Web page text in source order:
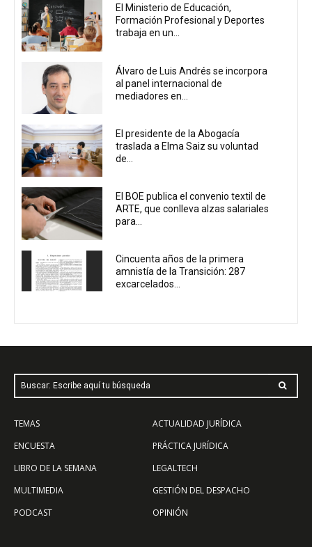
El Ministerio de Educación,
Formación Profesional y Deportes
trabaja en un...
Álvaro de Luis Andrés se incorpora
al panel internacional de
mediadores en...
El presidente de la Abogacía
traslada a Elma Saiz su voluntad
de...
El BOE publica el convenio textil de
ARTE, que conlleva alzas salariales
para...
Cincuenta años de la primera
amnistía de la Transición: 287
excarcelados...
Buscar: Escribe aquí tu búsqueda
TEMAS
ENCUESTA
LIBRO DE LA SEMANA
MULTIMEDIA
PODCAST
ACTUALIDAD JURÍDICA
PRÁCTICA JURÍDICA
LEGALTECH
GESTIÓN DEL DESPACHO
OPINIÓN